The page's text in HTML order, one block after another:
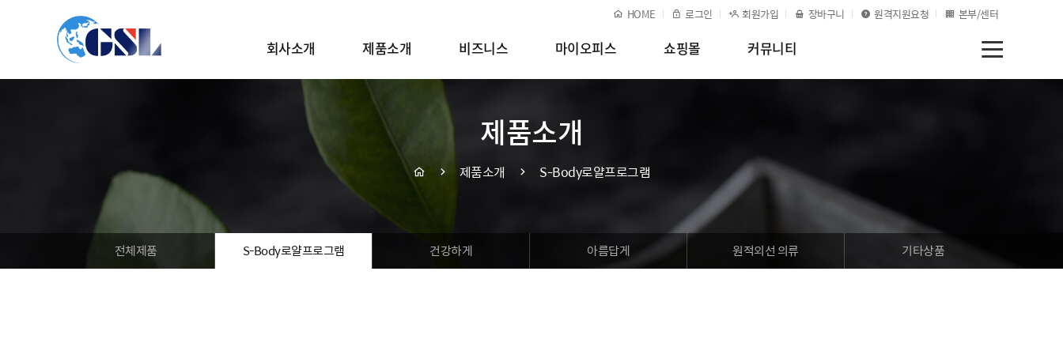
메
HOME 로그인 회원가입 장바구니 원격지원요청 본부/센터
회사소개 제품소개 비즈니스 마이오피스 쇼핑몰 커뮤니티
제품소개
제품소개 S-Body로얄프로그램
전체제품 S-Body로얄프로그램 건강하게 아름답게 원적외선 의류 기타상품